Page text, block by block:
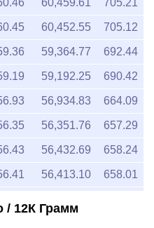
60,459.61 705.21
60,452.55 705.12
59,364.77 692.44
59,192.25 690.42
56,934.83 664.09
56,351.76 657.29
56,432.69 658.24
56,413.10 658.01
/ 12К Грамм